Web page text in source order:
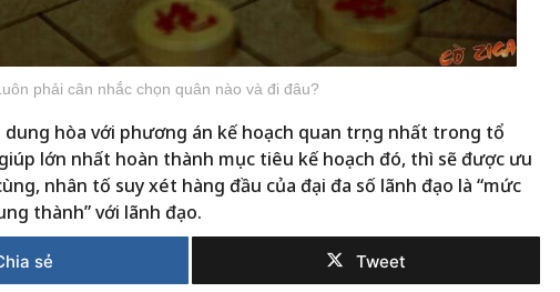
phải cân nhắc chọn quân nào và đi đâu?
hòa với phương án kế hoạch quan trọng nhất trong tổ
lớn nhất hoàn thành mục tiêu kế hoạch đó, thì sẽ được ưu
nhân tố suy xét hàng đầu của đại đa số lãnh đạo là “mức
thành” với lãnh đạo.
sẻ Tweet